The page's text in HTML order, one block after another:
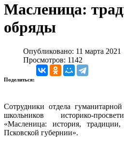
Масленица:
обряды
Опубликовано: 11 марта 2021
Просмотров: 1142
Поделиться:
Сотрудники отдела
школьников историко-
«Масленица: история,
Псковской губернии».